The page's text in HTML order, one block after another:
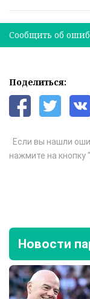
Была ли
Поделиться:
Если вы нашли
нажмите на
Сообщить об
Новости